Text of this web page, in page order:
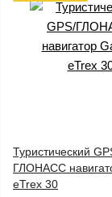
Туристический
ГЛОНАСС
eTrex 30